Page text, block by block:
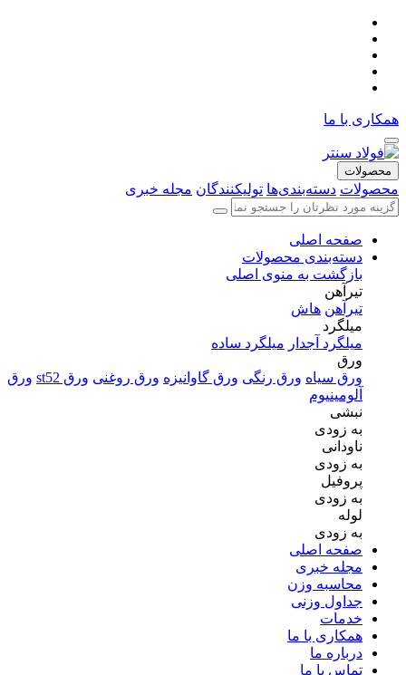
همکاری با ما
محصولات
محصولات دسته‌بندی‌ها تولیکنندگان مجله خبری
صفحه اصلی
دسته‌بندی محصولات
بازگشت به منوی اصلی
تیرآهن
تیرآهن هاش
میلگرد
میلگرد آجدار میلگرد ساده
ورق
ورق سیاه ورق رنگی ورق گاوانیزه ورق روغنی ورق st52
ورق
آلومینیوم
نبشی
به زودی
ناودانی
به زودی
پروفیل
به زودی
لوله
به زودی
صفحه اصلی
مجله خبری
محاسبه وزن
جداول وزنی
خدمات
همکاری با ما
درباره ما
تماس با ما